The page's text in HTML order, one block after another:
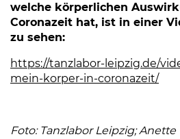
welche körperlichen
Coronazeit hat, ist in einer
zu sehen:
https://tanzlabor-leipzig.de/
mein-korper-in-coronazeit/
Foto: Tanzlabor Leipzig;